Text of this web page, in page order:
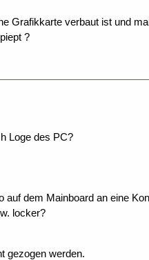
Grafikkarte verbaut ist und
?
Loge des PC?
auf dem Mainboard an eine
locker?
gezogen werden.